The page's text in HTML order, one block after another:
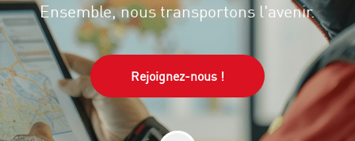
Ensemble, nous transportons l'avenir.
Rejoignez-nous !